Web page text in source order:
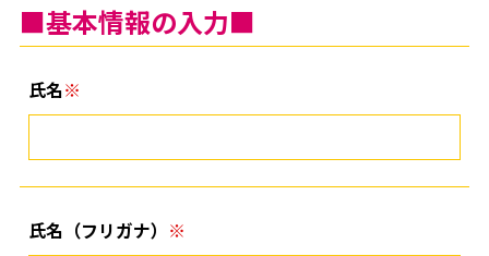
■基本情報の入力■
氏名
氏名（フリガナ）